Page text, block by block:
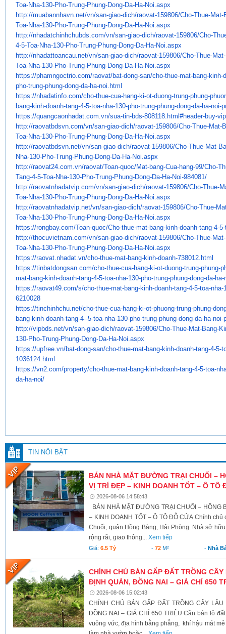
Toa-Nha-130-Pho-Trung-Phung-Dong-Da-Ha-Noi.aspx
http://muabannhavn.net/vn/san-giao-dich/raovat-159806/Cho-Thue-Mat-
Toa-Nha-130-Pho-Trung-Phung-Dong-Da-Ha-Noi.aspx
http://nhadatchinhchubds.com/vn/san-giao-dich/raovat-159806/Cho-
4-5-Toa-Nha-130-Pho-Trung-Phung-Dong-Da-Ha-Noi.aspx
http://nhadattoancau.net/vn/san-giao-dich/raovat-159806/Cho-Thue-
Toa-Nha-130-Pho-Trung-Phung-Dong-Da-Ha-Noi. aspx
https://phamngoctrio.com/raovat/bat-dong-san/cho-thue-mat-bang-kinh-
pho-trung-phung-dong-da-ha-noi.html
https://nhadatinfo.com/cho-thue-cua-hang-ki-ot-duong-trung-phung-
bang-kinh-doanh-tang-4-5-toa-nha-130-pho-trung-phung-dong-da-ha-noi-
https://quangcaonhadat.com.vn/sua-tin-bds-808118.html#header-buy-vip
http://raovatbdsvn.com/vn/san-giao-dich/raovat-159806/Cho-Thue-Mat-
Toa-Nha-130-Pho-Trung-Phung-Dong-Da-Ha-Noi.aspx
http://raovatbdsvn.net/vn/san-giao-dich/raovat-159806/Cho-Thue-Mat-
Nha-130-Pho-Trung-Phung-Dong-Da-Ha-Noi.aspx
http://raovat24.com.vn/raovat/Toan-quoc/Mat-bang-Cua-hang-99/Cho-
Tang-4-5-Toa-Nha-130-Pho-Trung-Phung-Dong-Da-Ha-Noi-984081/
http://raovatnhadatvip.com/vn/san-giao-dich/raovat-159806/Cho-Thue-
Toa-Nha-130-Pho-Trung-Phung-Dong-Da-Ha-Noi. aspx
http://raovatnhadatvip.net/vn/san-giao-dich/raovat-159806/Cho-Thue-
Toa-Nha-130-Pho-Trung-Phung-Dong-Da-Ha-Noi. aspx
https://rongbay.com/Toan-quoc/Cho-thue-mat-bang-kinh-doanh-tang-4-
http://thocuvietnam.com/vn/san-giao-dich/raovat-159806/Cho-Thue-
Toa-Nha-130-Pho-Trung-Phung-Dong-Da-Ha-Noi. aspx
https://raovat.nhadat.vn/cho-thue-mat-bang-kinh-doanh-738012.html
https://tinbatdongsan.com/cho-thue-cua-hang-ki-ot-duong-trung-phung-
mat-bang-kinh-doanh-tang-4-5-toa-nha-130-pho-trung-phung-dong-da-ha-
https://raovat49.com/s/cho-thue-mat-bang-kinh-doanh-tang-4-5-toa-nha-
6210028
https://tinchinhchu.net/cho-thue-cua-hang-ki-ot-phuong-trung-phung-
bang-kinh-doanh-tang-4--5-toa-nha-130-pho-trung-phung-dong-da-ha-noi-
http://vipbds.net/vn/san-giao-dich/raovat-159806/Cho-Thue-Mat-Bang-
130-Pho-Trung-Phung-Dong-Da-Ha-Noi.aspx
https://upfree.vn/bat-dong-san/cho-thue-mat-bang-kinh-doanh-tang-4-5-
1036124.html
https://vn2.com/property/cho-thue-mat-bang-kinh-doanh-tang-4-5-toa-
da-ha-noi/
TIN NỔI BẬT
BÁN NHÀ MẶT ĐƯỜNG TRẠI CHUỐI –
VỊ TRÍ ĐẸP – KINH DOANH TỐT – Ô TÔ
2026-08-06 14:58:43
BÁN NHÀ MẶT ĐƯỜNG TRẠI CHUỐI – HỒNG
– KINH DOANH TỐT – Ô TÔ ĐỖ CỬA Chính
Chuối, quận Hồng Bàng, Hải Phòng. Nhà sở
rộng rãi, giao thông...Xem tiếp
Giá:6.5 Tỷ -72 M² - Nhà
CHÍNH CHỦ BÁN GẤP ĐẤT TRỒNG
ĐỊNH QUÁN, ĐỒNG NAI – GIÁ CHỈ 650
2026-08-06 15:02:43
CHÍNH CHỦ BÁN GẤP ĐẤT TRỒNG CÂY LÂU
ĐỒNG NAI – GIÁ CHỈ 650 TRIỆU Cần bán lô
vuông vức, địa hình bằng phẳng, khí hậu mát